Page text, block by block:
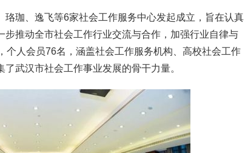
珞珈、逸飞等6家社会工作服务中心发起成立，旨在认真
推动全市社会工作行业交流与合作，加强行业自律与
个人会员76名，涵盖社会工作服务机构、高校社会工作
武汉市社会工作事业发展的骨干力量。